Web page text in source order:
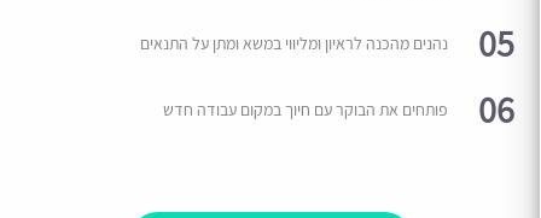
05 נהנים מהכנה לראיון ומליווי במשא ומתן על התנאים
06 פותחים את הבוקר עם חיוך במקום עבודה חדש